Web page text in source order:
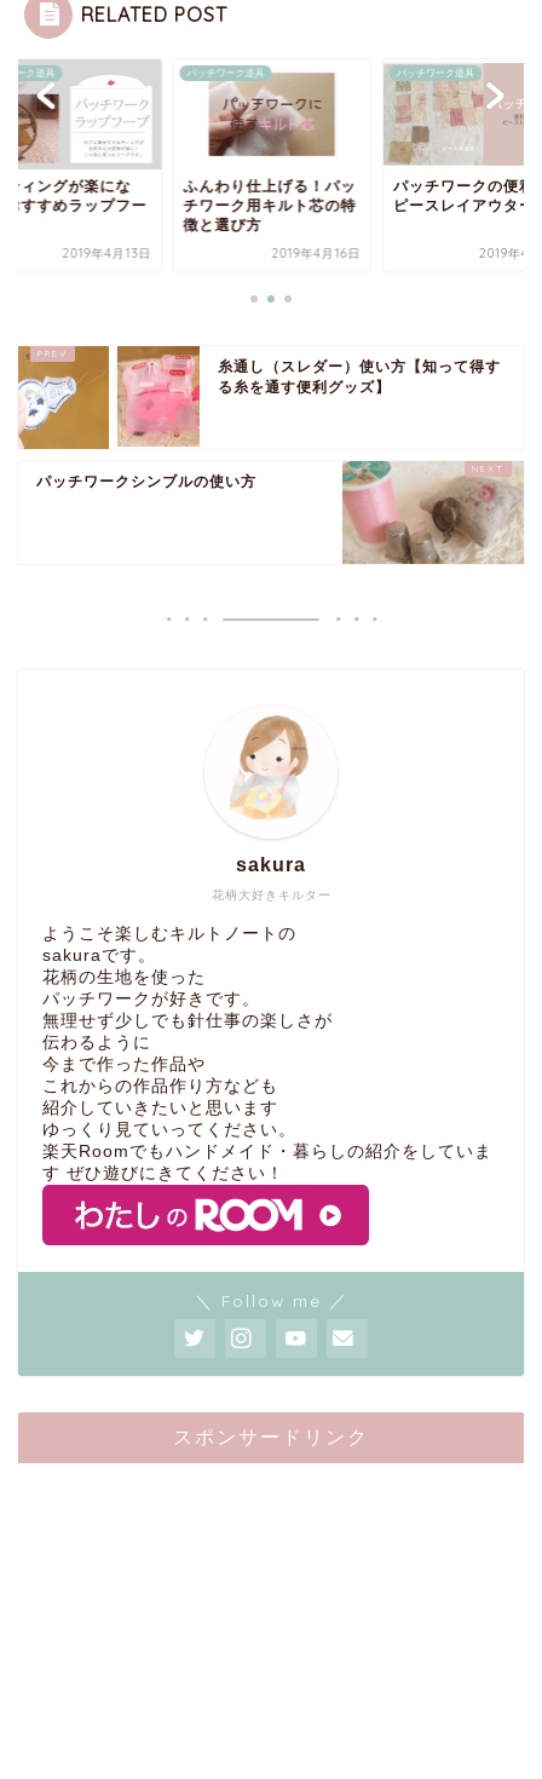
RELATED POST
ワーク道具
わり仕上げる！パッ
ーク用キルト芯の特
2019年4月16日
パッチワーク道具
パッチワークの便利道具
ピースレイアウター
2019年4月26日
パッチワーク道具
キルティングが楽に
る！おすすめラップ
2019年4
糸通し（スレダー）使い方【知って得す
る糸を通す便利グッズ】
パッチワークシンブルの使い方
花柄大好きキルター
sakura
ようこそ楽しむキルトノートの
sakuraです。
花柄の生地を使った
パッチワークが好きです。
無理せず少しでも針仕事の楽しさが
伝わるように
今まで作った作品や
これからの作品作り方なども
紹介していきたいと思います
ゆっくり見ていってください。
楽天Roomでもハンドメイド・暮らしの紹介をしていま
す ぜひ遊びにきてください！
＼ Follow me ／
スポンサードリンク